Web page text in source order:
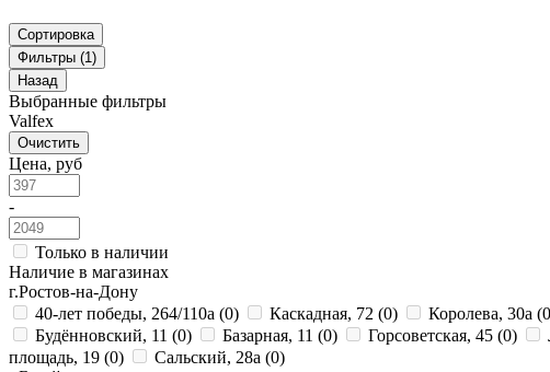
Сортировка
Фильтры (1)
Назад
Выбранные фильтры
Valfex
Очистить
Цена, руб
-
Только в наличии
Наличие в магазинах
г.Ростов-на-Дону
40-лет победы, 264/110а (0) Каскадная, 72 (0) Королева, 30а
Будённовский, 11 (0) Базарная, 11 (0) Горсоветская, 45 (0)
площадь, 19 (0) Сальский, 28a (0)